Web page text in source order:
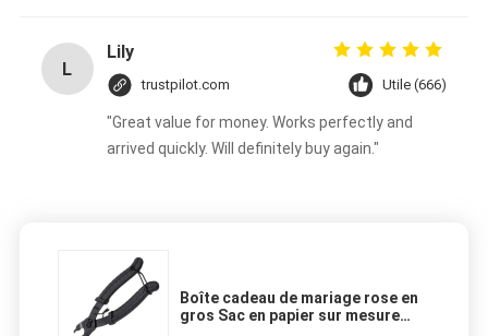
L
Lily
trustpilot.com Utile (666)
"Great value for money. Works perfectly and
arrived quickly. Will definitely buy again."
Boîte cadeau de mariage rose en
gros Sac en papier sur mesure